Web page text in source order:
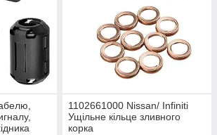
1102661000 Nissan/ Infiniti
Ущільне кільце зливного
корка